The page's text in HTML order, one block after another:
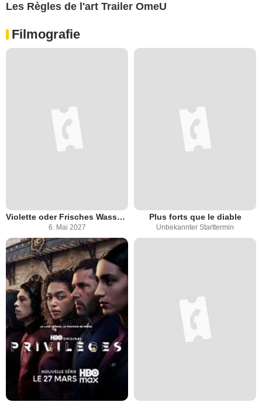
Les Règles de l'art Trailer OmeU
Filmografie
Violette oder Frisches Wasser für die Blumen
6. Mai 2027
Plus forts que le diable
Unbekannter Starttermin